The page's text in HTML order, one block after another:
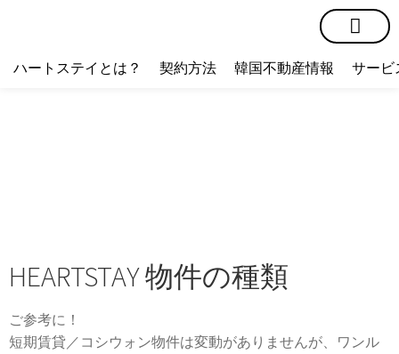
ハートステイとは？ 契約方法 韓国不動産情報 サービ
HEARTSTAY 物件の種類
ご参考に！
短期賃貸／コシウォン物件は変動がありませんが、ワンル